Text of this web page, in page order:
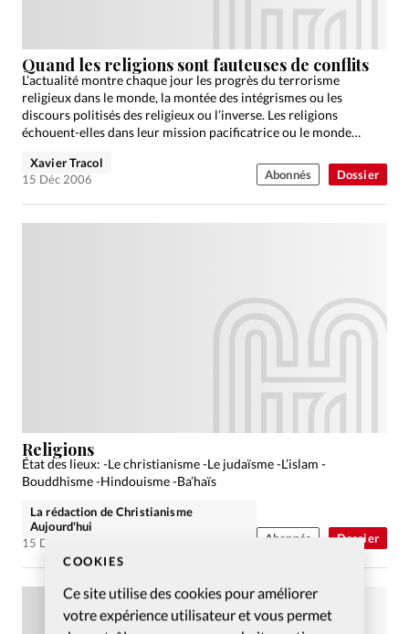
COOKIES
Ce site utilise des cookies pour améliorer
votre expérience utilisateur et vous permet
Dossier
Quand les religions sont fauteuses de conflits
L’actualité montre chaque jour les progrès du terrorisme
religieux dans le monde, la montée des intégrismes ou les
discours politisés des religieux ou l’inverse. Les religions
échouent-elles dans leur mission pacificatrice ou le monde
Xavier Tracol
15 Déc 2006
Abonnés
Dossier
Religions
État des lieux: -Le christianisme -Le judaïsme -L’islam -
Bouddhisme -Hindouisme -Ba’haïs
La rédaction de Christianisme
Aujourd'hui
15 Déc 2006
Abonnés